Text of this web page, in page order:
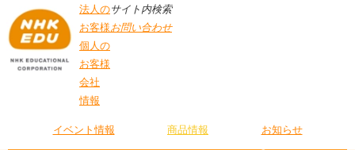
法人の
お客様
個人の
お客様
会社
情報
サイト内検索
お問い合わせ
イベント情報 商品情報 お知らせ